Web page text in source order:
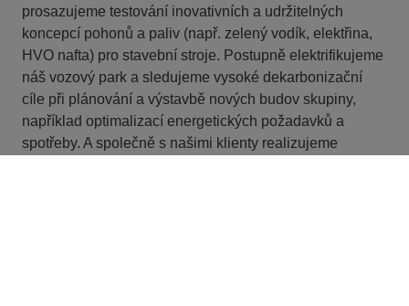
prosazujeme testování inovativních a udržitelných
koncepcí pohonů a paliv (např. zelený vodík, elektřina,
HVO nafta) pro stavební stroje. Postupně elektrifikujeme
náš vozový park a sledujeme vysoké dekarbonizační
cíle při plánování a výstavbě nových budov skupiny,
například optimalizací energetických požadavků a
spotřeby. A společně s našimi klienty realizujeme